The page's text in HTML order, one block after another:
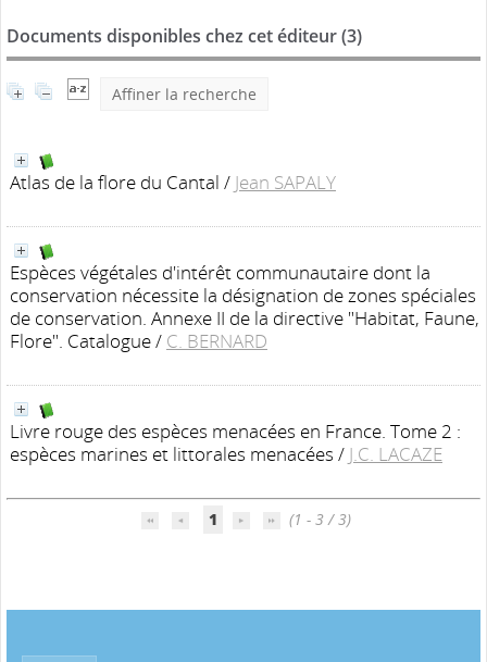
Documents disponibles chez cet éditeur (3)
Affiner la recherche
Atlas de la flore du Cantal / Jean SAPALY
Espèces végétales d'intérêt communautaire dont la
conservation nécessite la désignation de zones spéciales
de conservation. Annexe II de la directive "Habitat, Faune,
Flore". Catalogue/ C. BERNARD
Livre rouge des espèces menacées en France. Tome 2 :
espèces marines et littorales menacées / J.C. LACAZE
1 (1 - 3 / 3)